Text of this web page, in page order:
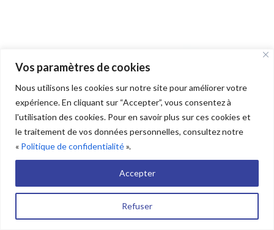
Vos paramètres de cookies
Nous utilisons les cookies sur notre site pour améliorer votre
expérience. En cliquant sur “Accepter”, vous consentez à
l'utilisation des cookies. Pour en savoir plus sur ces cookies et
le traitement de vos données personnelles, consultez notre
« Politique de confidentialité».
Refuser
Accepter